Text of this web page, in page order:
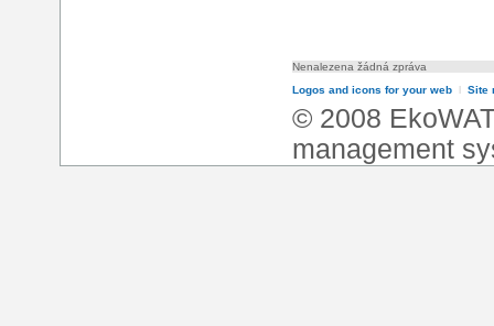
Nenalezena žádná zpráva
Logos and icons for your web l Site
© 2008
management